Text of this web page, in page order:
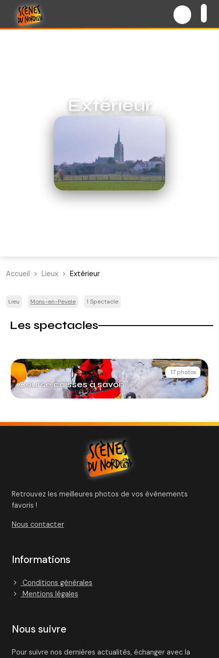
Extérieur
Accueil Lieux Extérieur
Lieu Mons-en-Pevele 1 Spectacle
Les spectacles
17 photos
Course caisses à savon
Retrouvez les meilleures photos de vos événements
favoris !
Nous contacter
Informations
Conditions générales
Mentions légales
Nous suivre
Pour suivre nos dernières actualités, échanger avec la